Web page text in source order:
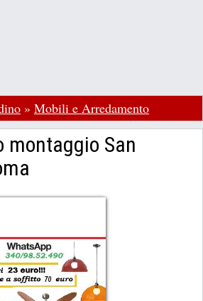
» Mobili e Arredamento
montaggio San